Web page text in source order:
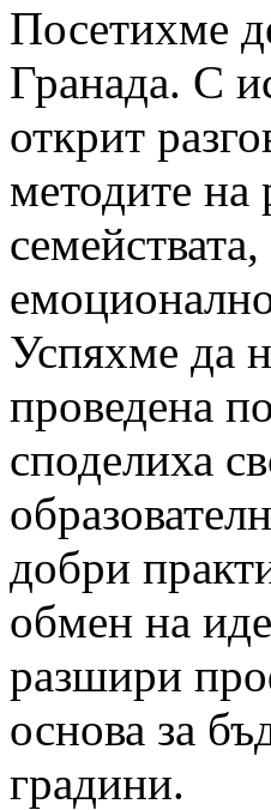
Посетихме
Гранада. С
открит
методите на
Успяхме да
проведена
споделиха
добри
обмен на
разшири
основа за
градини.